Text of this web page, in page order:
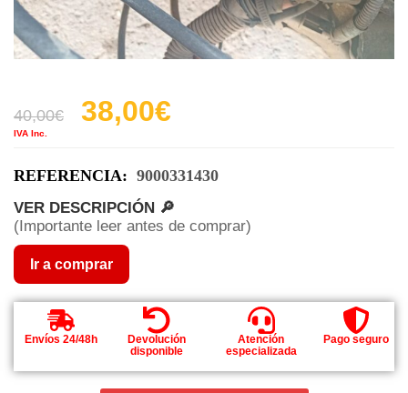
40,00€ 38,00€
IVA Inc.
REFERENCIA: 9000331430
VER DESCRIPCIÓN 🔎
(Importante leer antes de comprar)
Ir a comprar
Envíos 24/48h
Devolución
disponible
Atención
especializada
Pago seguro